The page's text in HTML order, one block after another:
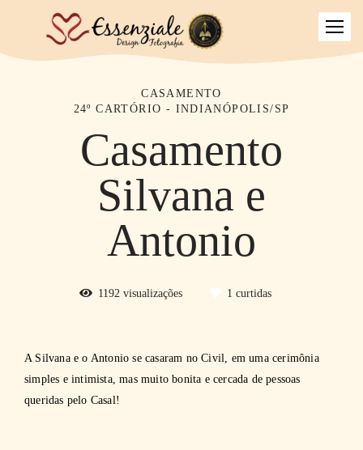
CASAMENTO
24º CARTÓRIO - INDIANÓPOLIS/SP
Casamento
Silvana e
Antonio
1192 visualizações 1 curtidas
A Silvana e o Antonio se casaram no Civil, em uma cerimônia
simples e intimista, mas muito bonita e cercada de pessoas
queridas pelo Casal!